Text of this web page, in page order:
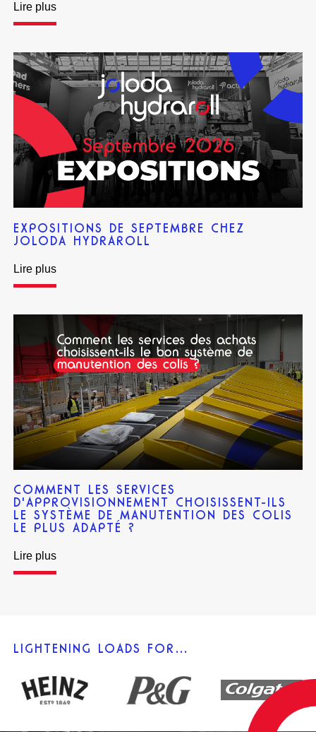
Lire plus
EXPOSITIONS DE SEPTEMBRE CHEZ
JOLODA HYDRAROLL
Lire plus
COMMENT LES SERVICES
D'APPROVISIONNEMENT CHOISISSENT-ILS
LE SYSTÈME DE MANUTENTION DES COLIS
LE PLUS ADAPTÉ ?
Lire plus
LIGHTENING LOADS FOR…